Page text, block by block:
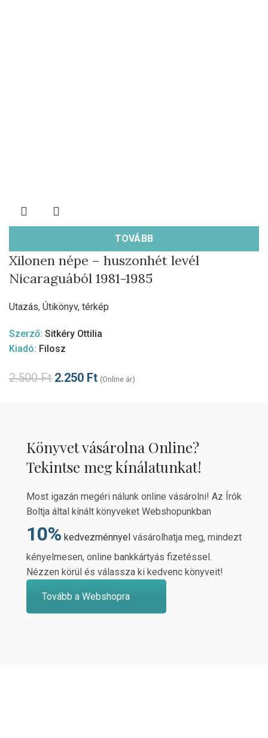
TOVÁBB
Xilonen népe – huszonhét levél
Nicaraguából 1981-1985
Utazás, Útikönyv, térkép
Szerző: Sitkéry Ottilia
Kiadó: Filosz
2.500Ft 2.250 Ft (Online ár)
Könyvet vásárolna Online?
Tekintse meg kínálatunkat!
Most igazán megéri nálunk online vásárolni! Az Írók
Boltja által kínált könyveket Webshopunkban
10% kedvezménnyel vásárolhatja meg, mindezt
kényelmesen, online bankkártyás fizetéssel.
Nézzen körül és válassza ki kedvenc könyveit!
Tovább a Webshopra